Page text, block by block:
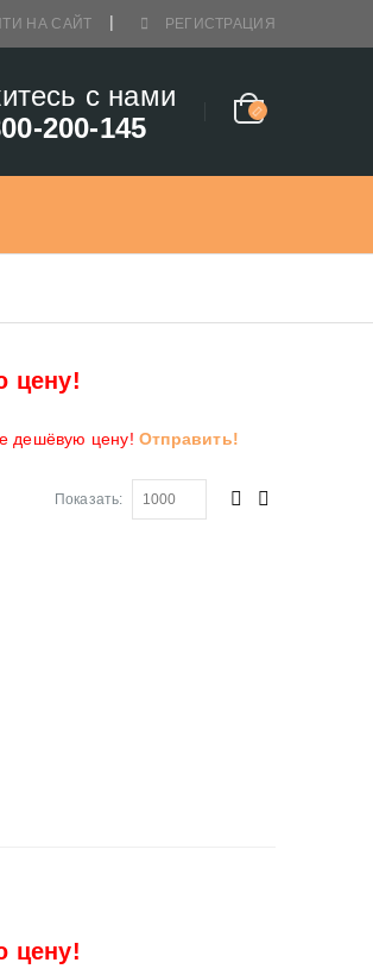
НА САЙТ РЕГИСТРАЦИЯ
с нами
200-145
цену!
дешёвую цену! Отправить!
Показать:
цену!